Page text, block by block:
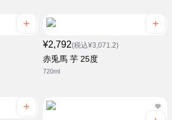
¥2,792(税込¥3,071.2)
赤兎馬 芋 25度
720ml